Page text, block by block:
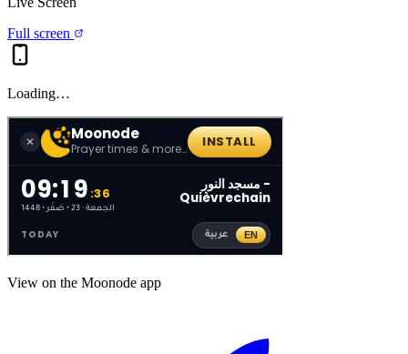
Full screen
Loading…
View on the Moonode app